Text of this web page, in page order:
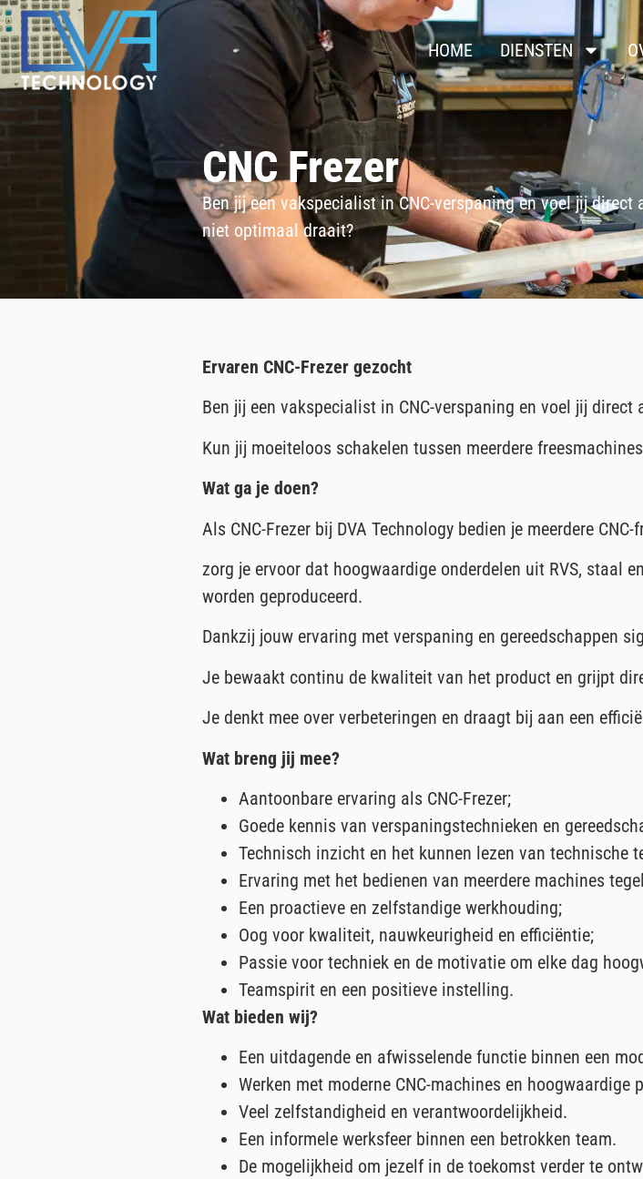
HOME DIENSTEN
CNC Frezer
Ben jij een vakspecialist in CNC-verspaning en voel jij direct
niet optimaal draait?
Ervaren CNC-Frezer gezocht
Ben jij een vakspecialist in CNC-verspaning en voel jij
Kun jij moeiteloos schakelen tussen meerdere
Wat ga je doen?
Als CNC-Frezer bij DVA Technology bedien je meerdere
zorg je ervoor dat hoogwaardige onderdelen uit RVS, staal
worden geproduceerd.
Dankzij jouw ervaring met verspaning en gereedschappen
Je bewaakt continu de kwaliteit van het product en grijpt
Je denkt mee over verbeteringen en draagt bij aan een
Wat breng jij mee?
Aantoonbare ervaring als CNC-Frezer;
Goede kennis van verspaningstechnieken en
Technisch inzicht en het kunnen lezen van technische
Ervaring met het bedienen van meerdere machines
Een proactieve en zelfstandige werkhouding;
Oog voor kwaliteit, nauwkeurigheid en efficiëntie;
Passie voor techniek en de motivatie om elke dag
Teamspirit en een positieve instelling.
Wat bieden wij?
Een uitdagende en afwisselende functie binnen een
Werken met moderne CNC-machines en hoogwaardige
Veel zelfstandigheid en verantwoordelijkheid.
Een informele werksfeer binnen een betrokken team.
De mogelijkheid om jezelf in de toekomst verder te